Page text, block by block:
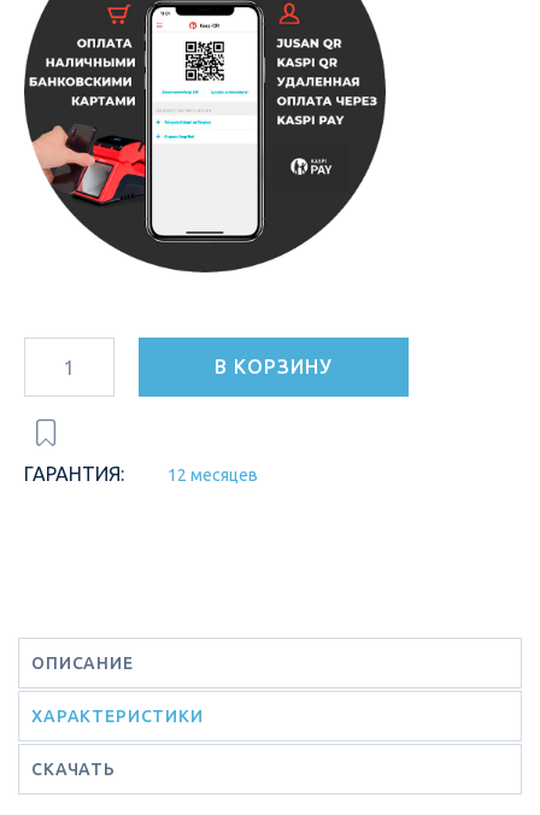
В КОРЗИНУ
ГАРАНТИЯ: 12 месяцев
ОПИСАНИЕ
ХАРАКТЕРИСТИКИ
СКАЧАТЬ